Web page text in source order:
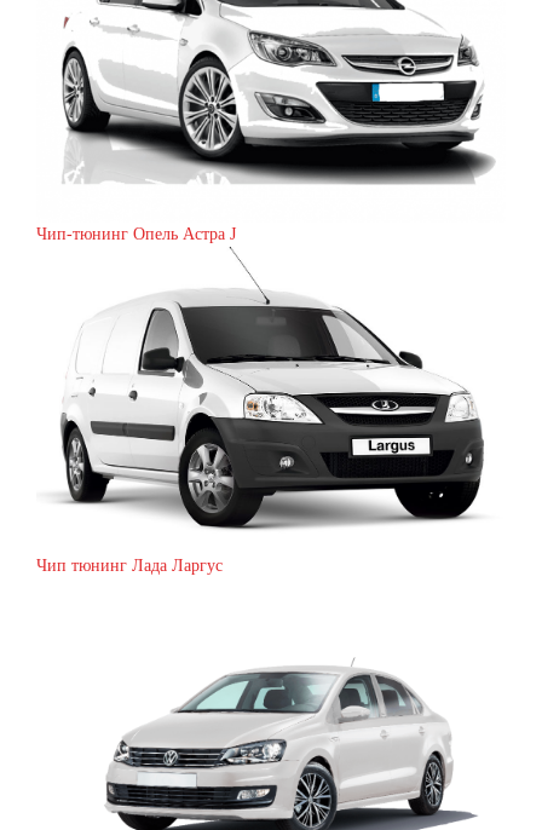
Чип-тюнинг Опель Астра J
Чип тюнинг Лада Ларгус